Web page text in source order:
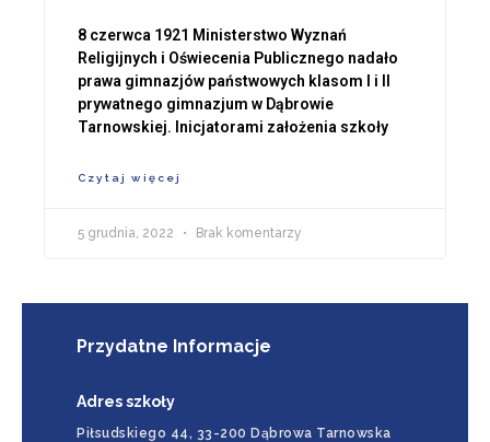
8 czerwca 1921 Ministerstwo Wyznań
Religijnych i Oświecenia Publicznego nadało
prawa gimnazjów państwowych klasom I i II
prywatnego gimnazjum w Dąbrowie
Tarnowskiej. Inicjatorami założenia szkoły
Czytaj więcej
5 grudnia, 2022 Brak komentarzy
Przydatne Informacje
Adres szkoły
Piłsudskiego 44, 33-200 Dąbrowa Tarnowska